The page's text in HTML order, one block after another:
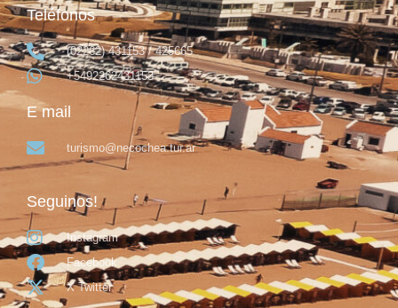
Teléfonos
(02262) 431153 / 425665
+5492262431153
E mail
turismo@necochea.tur.ar
Seguinos!
Instagram
Facebook
X Twitter